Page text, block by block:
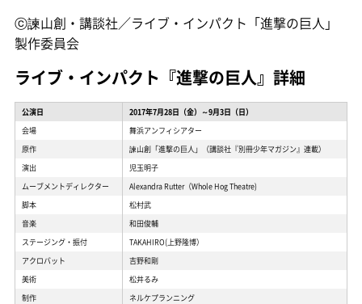
ⓒ諫山創・講談社／ライブ・インパクト「進撃の巨人」
製作委員会
ライブ・インパクト『進撃の巨人』詳細
公演日
2017年7月28日（金）～9月3日（日）
会場
舞浜アンフィシアター
原作
諫山創「進撃の巨人」（講談社『別冊少年マガジン』連載）
演出
児玉明子
ムーブメントディレクター
Alexandra Rutter（Whole Hog Theatre)
脚本
松村武
音楽
和田俊輔
ステージング・振付
TAKAHIRO(上野隆博）
アクロバット
吉野和剛
美術
松井るみ
制作
ネルケプランニング